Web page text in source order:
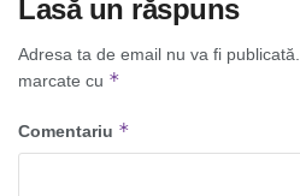
Lasă un răspuns
Adresa ta de email nu va fi publicată.
marcate cu *
Comentariu *